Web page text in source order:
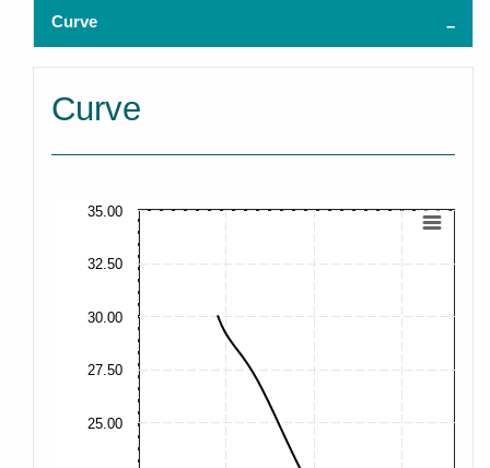
Curve
Curve
25.00
27.50
30.00
32.50
35.00